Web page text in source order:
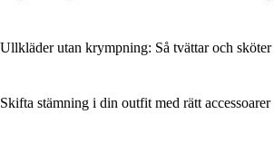
Ullkläder utan krympning: Så tvättar och sköter
Skifta stämning i din outfit med rätt